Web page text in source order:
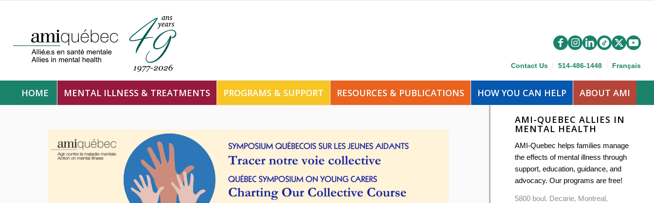
Contact Us 514-486-1448 Français
HOME MENTAL ILLNESS & TREATMENTS PROGRAMS & SUPPORT RESOURCES & PUBLICATIONS HOW YOU CAN HELP ABOUT AMI
AMI-QUEBEC ALLIES IN
MENTAL HEALTH
AMI-Quebec helps families manage
the effects of mental illness through
support, education, guidance, and
advocacy. Our programs are free!
5800 boul. Decarie, Montreal,